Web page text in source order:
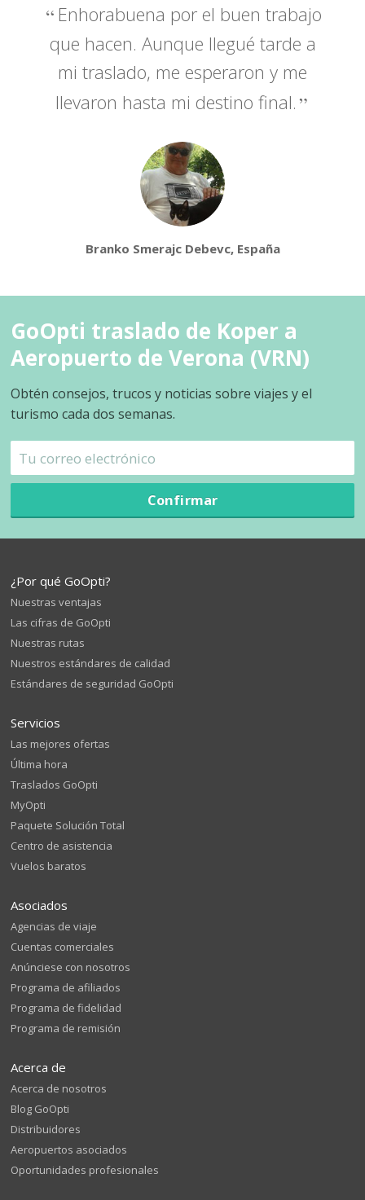
Enhorabuena por el buen trabajo
que hacen. Aunque llegué tarde a
mi traslado, me esperaron y me
llevaron hasta mi destino final.
Branko Smerajc Debevc, España
GoOpti traslado de Koper a
Aeropuerto de Verona (VRN)
Obtén consejos, trucos y noticias sobre viajes y el
turismo cada dos semanas.
Confirmar
¿Por qué GoOpti?
Nuestras ventajas
Las cifras de GoOpti
Nuestras rutas
Nuestros estándares de calidad
Estándares de seguridad GoOpti
Servicios
Las mejores ofertas
Última hora
Traslados GoOpti
MyOpti
Paquete Solución Total
Centro de asistencia
Vuelos baratos
Asociados
Agencias de viaje
Cuentas comerciales
Anúnciese con nosotros
Programa de afiliados
Programa de fidelidad
Programa de remisión
Acerca de
Acerca de nosotros
Blog GoOpti
Distribuidores
Aeropuertos asociados
Oportunidades profesionales